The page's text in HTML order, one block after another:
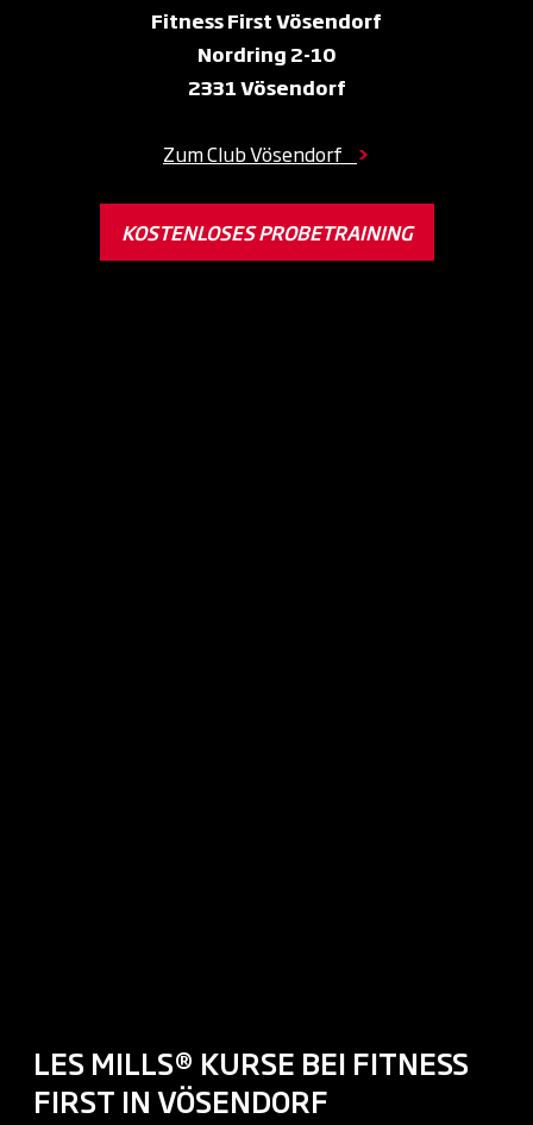
Fitness First Vösendorf
Nordring 2-10
2331 Vösendorf
Zum Club Vösendorf >
KOSTENLOSES PROBETRAINING
LES MILLS® KURSE BEI FITNESS
FIRST IN VÖSENDORF